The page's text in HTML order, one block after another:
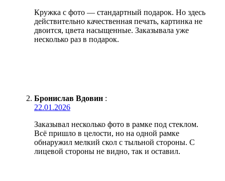
Кружка с фото — стандартный подарок. Но здесь
действительно качественная печать, картинка не
двоится, цвета насыщенные. Заказывала уже
несколько раз в подарок.
Бронислав Вдовин :
22.01.2026
Заказывал несколько фото в рамке под стеклом.
Всё пришло в целости, но на одной рамке
обнаружил мелкий скол с тыльной стороны. С
лицевой стороны не видно, так и оставил.